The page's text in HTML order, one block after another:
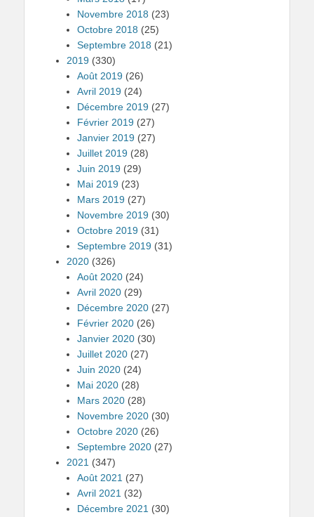
Novembre 2018 (23)
Octobre 2018 (25)
Septembre 2018 (21)
2019 (330)
Août 2019 (26)
Avril 2019 (24)
Décembre 2019 (27)
Février 2019 (27)
Janvier 2019 (27)
Juillet 2019 (28)
Juin 2019 (29)
Mai 2019 (23)
Mars 2019 (27)
Novembre 2019 (30)
Octobre 2019 (31)
Septembre 2019 (31)
2020 (326)
Août 2020 (24)
Avril 2020 (29)
Décembre 2020 (27)
Février 2020 (26)
Janvier 2020 (30)
Juillet 2020 (27)
Juin 2020 (24)
Mai 2020 (28)
Mars 2020 (28)
Novembre 2020 (30)
Octobre 2020 (26)
Septembre 2020 (27)
2021 (347)
Août 2021 (27)
Avril 2021 (32)
Décembre 2021 (30)